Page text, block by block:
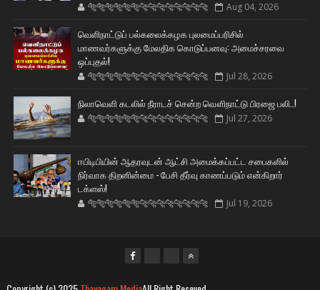
🐅🐅🐅🐅🐅🐅🐆🐆🐆🐆🐆🐆🐆🐆 Aug 04, 2026
வெளிநாட்டுப் பல்கலைக்கழக புலமைப்பரிசில்
மாணவர்களுக்கு மேலதிக கொடுப்பனவு: அமைச்சரவை
ஒப்புதல்!
🐅🐅🐅🐅🐅🐅🐆🐆🐆🐆🐆🐆🐆🐆 Jul 28, 2026
நிலாவெளி கடலில் நீராடச் சென்ற வௌிநாட்டு பிரஜை பலி..!
🐅🐅🐅🐅🐅🐅🐆🐆🐆🐆🐆🐆🐆🐆 Jul 27, 2026
ஈபிடிபியின் ஆதரவுடன் ஆட்சி அமைக்கப்பட்ட சபைகளில்
நிர்வாக திறனின்மை - பேசி தீர்வு காணப்படும் என்கிறார்
டக்ளஸ்!
🐅🐅🐅🐅🐅🐅🐆🐆🐆🐆🐆🐆🐆🐆 Jul 19, 2026